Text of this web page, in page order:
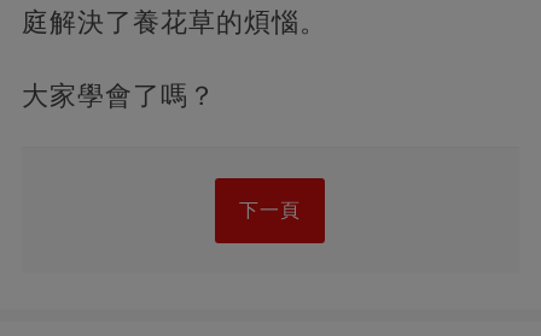
庭解決了養花草的煩惱。
大家學會了嗎？
下一頁